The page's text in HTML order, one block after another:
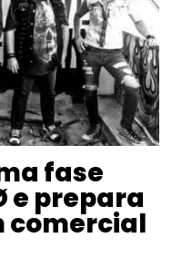
fase
e prepara
comercial